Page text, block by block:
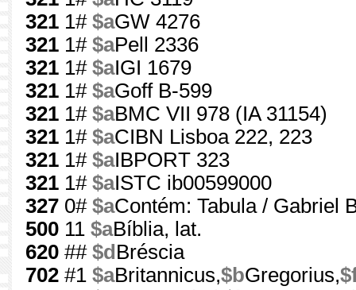
321 1# $aGW 4276
321 1# $aPell 2336
321 1# $aIGI 1679
321 1# $aGoff B-599
321 1# $aBMC VII 978 (IA 31154)
321 1# $aCIBN Lisboa 222, 223
321 1# $aIBPORT 323
321 1# $aISTC ib00599000
327 0# $aContém: Tabula / Gabriel
500 11 $aBíblia, lat.
620 ## $d Bréscia
702 #1 $aBritannicus,$bGregorius,